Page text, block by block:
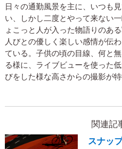
日々の通勤風景を主に、いつも
い、しかし二度とやって来ない
ょこっと人が入った物語りのあ
人びとの優しく楽しい感情が伝
ている。子供の頃の目線、何と
る様に、ライブビューを使った
びをした様な高さからの撮影が特
関連記
スナッ